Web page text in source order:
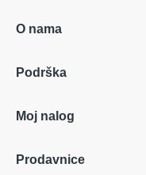
O nama
Podrška
Moj nalog
Prodavnice